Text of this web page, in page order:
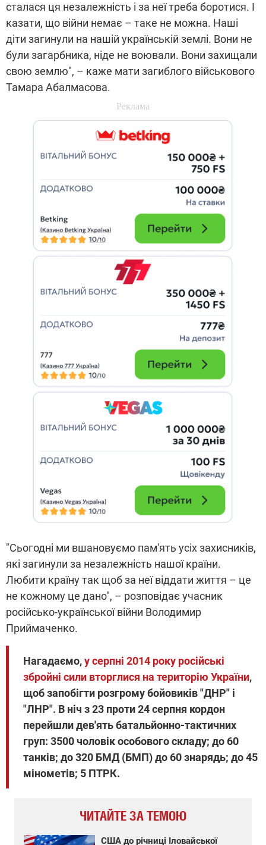
сталася ця незалежність і за неї треба боротися. І
казати, що війни немає – таке не можна. Наші
діти загинули на нашій українській землі. Вони не
були загарбника, ніде не воювали. Вони захищали
свою землю", – каже мати загиблого військового
Тамара Абалмасова.
"Сьогодні ми вшановуємо пам'ять усіх захисників,
які загинули за незалежність нашої країни.
Любити країну так щоб за неї віддати життя – це
не кожному це дано", – розповідає учасник
російсько-української війни Володимир
Приймаченко.
Нагадаємо,у серпні 2014 року російські
збройні сили вторглися на територію України,
щоб запобігти розгрому бойовиків "ДНР" і
"ЛНР". В ніч з 23 проти 24 серпня кордон
перейшли дев'ять батальйонно-тактичних
груп: 3500 чоловік особового складу; до 60
танків; до 320 БМД (БМП) до 60 знарядь; до 45
мінометів; 5 ПТРК.
ЧИТАЙТЕ ЗА ТЕМОЮ
США до річниці Іловайської